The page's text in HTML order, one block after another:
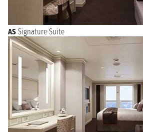
AS Signature Suite